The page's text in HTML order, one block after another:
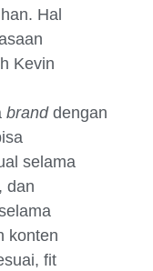
Hal
Kevin
branddengan
selama
dan
konten
fit